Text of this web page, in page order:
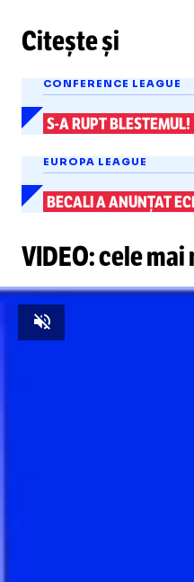
Citește și
CONFERENCE LEAGUE
S-ARUPT BLESTEMUL!
EUROPA LEAGUE
BECALI A ANUNȚAT
VIDEO: cele
Unmute